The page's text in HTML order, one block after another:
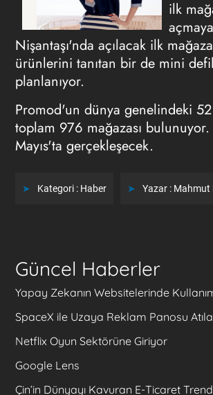
ilk
Nişantaşı'nda açılacak ilk
ürünlerini tanıtan bir de mini
planlanıyor.
Promod'un dünya genelindeki
toplam 976 mağazası bulunuyor.
Mayıs'ta gerçekleşecek.
Kategori : Haber Yazar : Mahmut
Güncel Haberler
Yapay Zekanın Websitelerinde
SpaceX ile Uzaya Reklam Panosu
Netflix Oyun Sektörüne Giriyor
Google Lens
Çin’in Dünyayı Kavuran E-Ticaret